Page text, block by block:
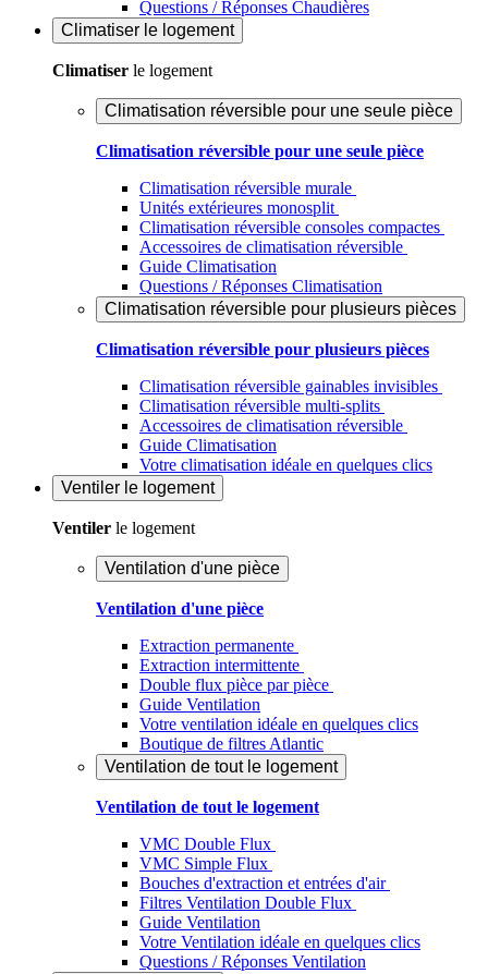
Questions / Réponses Chaudières
Climatiser le logement
Climatiser le logement
Climatisation réversible pour une seule pièce
Climatisation réversible pour une seule pièce
Climatisation réversible murale
Unités extérieures monosplit
Climatisation réversible consoles compactes
Accessoires de climatisation réversible
Guide Climatisation
Questions / Réponses Climatisation
Climatisation réversible pour plusieurs pièces
Climatisation réversible pour plusieurs pièces
Climatisation réversible gainables invisibles
Climatisation réversible multi-splits
Accessoires de climatisation réversible
Guide Climatisation
Votre climatisation idéale en quelques clics
Ventiler le logement
Ventiler le logement
Ventilation d'une pièce
Ventilation d'une pièce
Extraction permanente
Extraction intermittente
Double flux pièce par pièce
Guide Ventilation
Votre ventilation idéale en quelques clics
Boutique de filtres Atlantic
Ventilation de tout le logement
Ventilation de tout le logement
VMC Double Flux
VMC Simple Flux
Bouches d'extraction et entrées d'air
Filtres Ventilation Double Flux
Guide Ventilation
Votre Ventilation idéale en quelques clics
Questions / Réponses Ventilation